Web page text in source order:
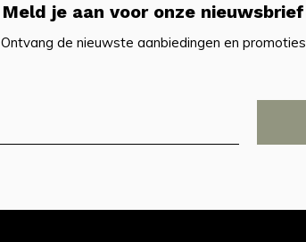
Meld je aan voor onze nieuwsbrief
Ontvang de nieuwste aanbiedingen en promoties